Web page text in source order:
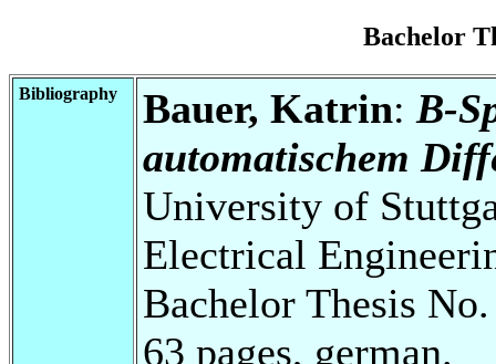
Bachelor
Bibliography Bauer, Katrin: B-
automatischem
University of
Electrical
Bachelor Thesis
63 pages, german.